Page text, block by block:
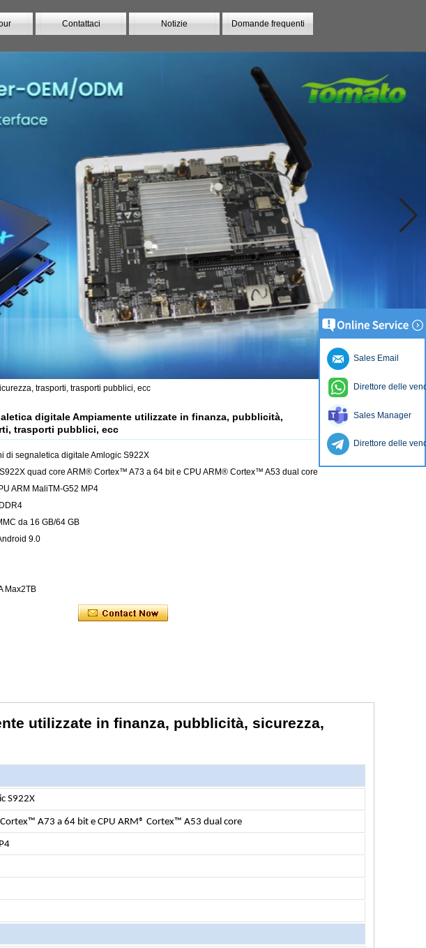
Contattaci Notizie Domande frequenti
trasporti, trasporti pubblici, ecc
digitale Ampiamente utilizzate in finanza, pubblicità,
trasporti pubblici, ecc
di segnaletica digitale Amlogic S922X
quad core ARM® Cortex™ A73 a 64 bit e CPU ARM® Cortex™ A53 dual core
ARM MaliTM-G52 MP4
da 16 GB/64 GB
9.0
Max2TB
utilizzate in finanza, pubblicità, sicurezza,
S922X
A73 a 64 bit e CPU ARM® Cortex™ A53 dual core
Sales Email
Direttore delle
Sales Manager
Direttore delle